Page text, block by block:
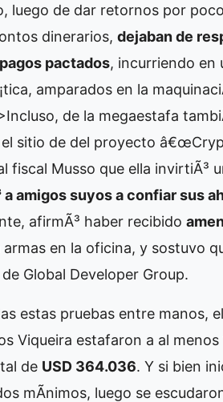
luego de dar retornos por
dinerarios, dejaban de
pactados, incurriendo en
amparados en la
de la megaestafa
el sitio de del proyecto
fiscal Musso que ella invirtiÃ³
a amigos suyos a confiar sus
afirmÃ³ haber recibido
en la oficina, y sostuvo
Global Developer Group.
estas pruebas entre manos,
Viqueira estafaron a al
de USD 364.036. Y si bien
mÃ­nimos, luego se